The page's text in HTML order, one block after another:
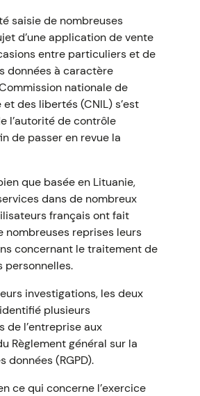
saisie de nombreuses
d’une application de vente
entre particuliers et de
données à caractère
nationale de
et des libertés (CNIL) s’est
l’autorité de contrôle
de passer en revue la
que basée en Lituanie,
dans de nombreux
français ont fait
nombreuses reprises leurs
concernant le traitement de
personnelles.
investigations, les deux
plusieurs
de l’entreprise aux
Règlement général sur la
données (RGPD).
ce qui concerne l’exercice